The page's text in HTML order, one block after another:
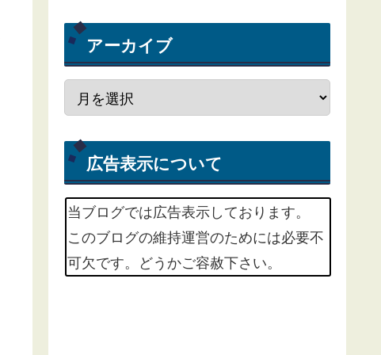
アーカイブ
広告表示について
当ブログでは広告表示しております。
このブログの維持運営のためには必要不
可欠です。どうかご容赦下さい。